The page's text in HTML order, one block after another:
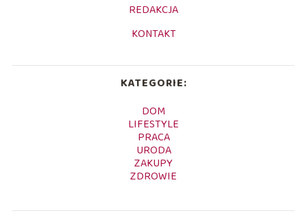
REDAKCJA
KONTAKT
KATEGORIE:
DOM
LIFESTYLE
PRACA
URODA
ZAKUPY
ZDROWIE